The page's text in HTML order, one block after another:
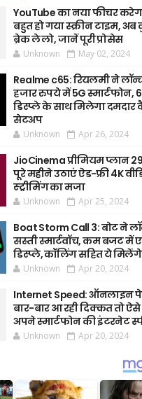
YouTube का नया फीचर
बहुत हो गया स्क्रीन टाइम,
ब्रेक ले लो, जानें पूरी प्रोसेस
Unknown May 02, 2024
Realme c65: रियलमी ने
हजार रुपये में 5G स्मार्टफोन,
डिस्प्ले के साथ मिलेगा दमदार
सेटअप
Unknown Apr 26, 2024
JioCinema प्रीमियम प्लान
पूरे महीने उठाएं ऐड-फ्री 4K
स्ट्रीमिंग का मजा
Unknown Apr 25, 2024
Boat Storm Call 3: बोट ने
सस्ती स्मार्टवॉच, कम बजट में
डिस्प्ले, कॉलिंग सहित ये
Unknown Apr 20, 2024
Internet Speed: ऑनलाइन
बार-बार आ रही दिक्कत तो
अपने स्मार्टफोन की इंटरनेट
Unknown Apr 20, 2024